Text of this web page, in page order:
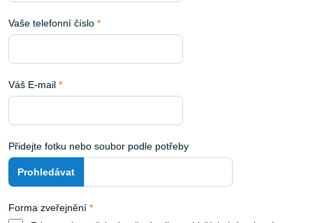
Vaše telefonní číslo *
Váš E-mail *
Přidejte fotku nebo soubor podle potřeby
Forma zveřejnění *